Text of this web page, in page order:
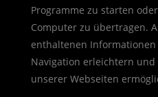
Programme zu starten
Computer zu übertragen.
enthaltenen
Navigation erleichtern und
unserer Webseiten